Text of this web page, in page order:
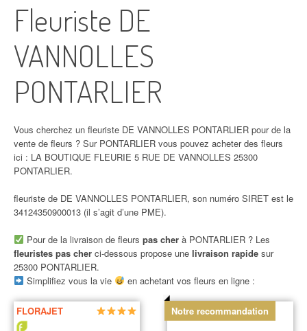
Fleuriste DE
VANNOLLES
PONTARLIER
Vous cherchez un fleuriste DE VANNOLLES PONTARLIER pour de la
vente de fleurs ? Sur PONTARLIER vous pouvez acheter des fleurs
ici : LA BOUTIQUE FLEURIE 5 RUE DE VANNOLLES 25300
PONTARLIER.
fleuriste de DE VANNOLLES PONTARLIER, son numéro SIRET est le
34124350900013 (il s’agit d’une PME).
Pour de la livraison de fleurs pas cherà PONTARLIER ? Les
fleuristes pas cher ci-dessous propose une livraison rapide sur
25300 PONTARLIER.
Simplifiez vous la vie
en achetant vos fleurs en ligne :
FLORAJET Notre recommandation